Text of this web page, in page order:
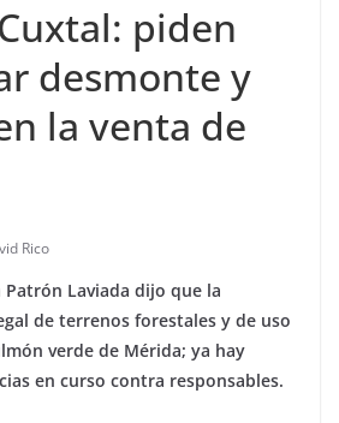
piden
desmonte y
la venta de
Rico
Patrón Laviada dijo que la
de terrenos forestales y de uso
verde de Mérida; ya hay
en curso contra responsables.